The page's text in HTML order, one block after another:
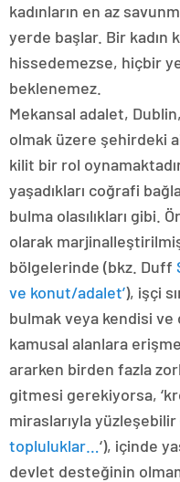
kadınların en az
yerde başlar. Bir kadın
hissedemezse, hiçbir
beklenemez.
Mekansal adalet,
olmak üzere şehirdeki
kilit bir rol
yaşadıkları coğrafi
bulma olasılıkları gibi.
olarak
bölgelerinde (bkz. Duff
ve konut/adalet’), işçi
bulmak veya kendisi ve
kamusal alanlara
ararken birden fazla
gitmesi gerekiyorsa,
miraslarıyla yüzleşebilir
topluluklar… ‘), içinde
devlet desteğinin